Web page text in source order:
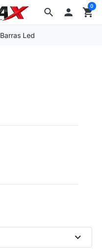
search  shopping_cart
0
Barras Led
expand_more